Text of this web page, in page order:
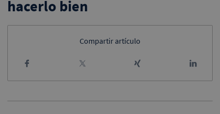
hacerlo bien
Compartir artículo